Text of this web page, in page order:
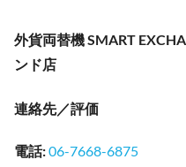
外貨両替機 SMART
ンド店
連絡先／評価
電話:06-7668-6875